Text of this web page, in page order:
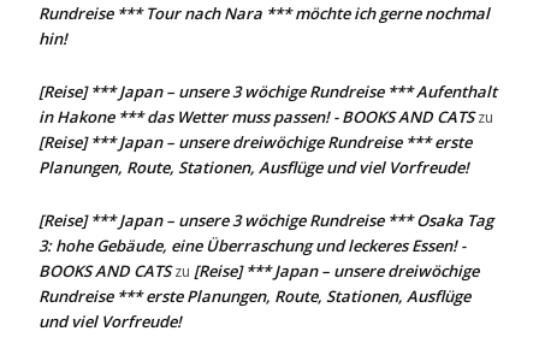
Rundreise *** Tour nach Nara *** möchte ich gerne nochmal
hin!
[Reise] *** Japan – unsere 3 wöchige Rundreise *** Aufenthalt
in Hakone *** das Wetter muss passen! - BOOKS AND CATSzu
[Reise] *** Japan – unsere dreiwöchige Rundreise *** erste
Planungen, Route, Stationen, Ausflüge und viel Vorfreude!
[Reise] *** Japan – unsere 3 wöchige Rundreise *** Osaka Tag
3: hohe Gebäude, eine Überraschung und leckeres Essen! -
BOOKS AND CATSzu [Reise] *** Japan – unsere dreiwöchige
Rundreise *** erste Planungen, Route, Stationen, Ausflüge
und viel Vorfreude!